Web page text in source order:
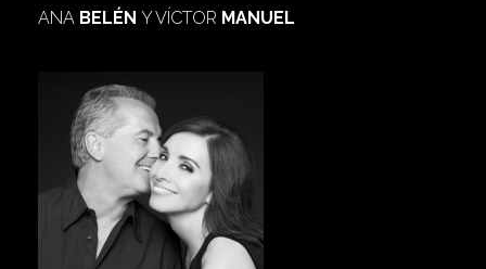
ANA BELÉN Y VÍCTOR MANUEL